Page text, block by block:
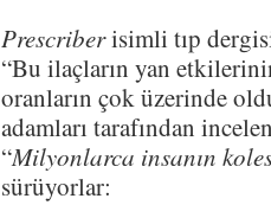
Prescriberisimli tıp
“Bu ilaçların yan
oranların çok üzerinde
adamları tarafından
“Milyonlarca insanın
sürüyorlar: